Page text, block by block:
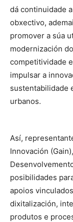
dá continuidade
obxectivo,
promover a súa
modernización
competitividade
impulsar a
sustentabilidade
urbanos.
Así,
Innovación
posibilidades
apoios
dixitalización,
produtos e